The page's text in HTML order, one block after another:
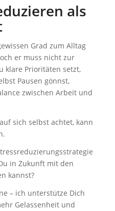
als
Grad zum Alltag
er muss nicht zur
klare Prioritäten setzt,
Pausen gönnst,
zwischen Arbeit und
sich selbst achtet, kann
in Zukunft mit den
kannst?
– ich unterstütze Dich
Gelassenheit und